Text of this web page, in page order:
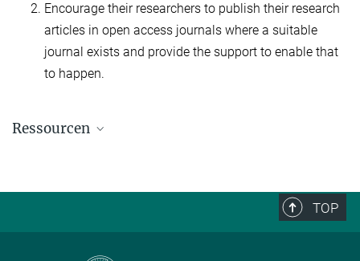
Encourage their researchers to publish their research
articles in open access journals where a suitable
journal exists and provide the support to enable that
to happen.
Ressourcen
TOP